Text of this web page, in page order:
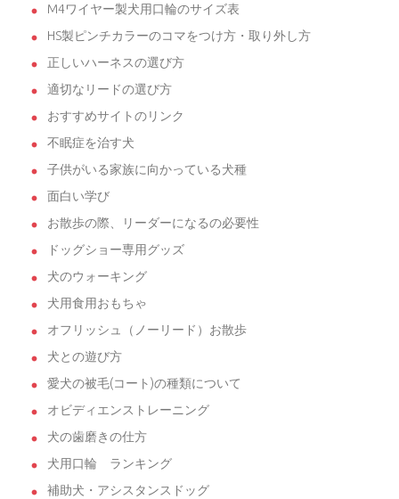
M4ワイヤー製犬用口輪のサイズ表
HS製ピンチカラーのコマをつけ方・取り外し方
正しいハーネスの選び方
適切なリードの選び方
おすすめサイトのリンク
不眠症を治す犬
子供がいる家族に向かっている犬種
面白い学び
お散歩の際、リーダーになるの必要性
ドッグショー専用グッズ
犬のウォーキング
犬用食用おもちゃ
オフリッシュ（ノーリード）お散歩
犬との遊び方
愛犬の被毛(コート)の種類について
オビディエンストレーニング
犬の歯磨きの仕方
犬用口輪 ランキング
補助犬・アシスタンスドッグ